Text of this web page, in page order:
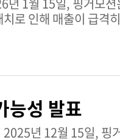
로 인해 매출이 급
능성 발표